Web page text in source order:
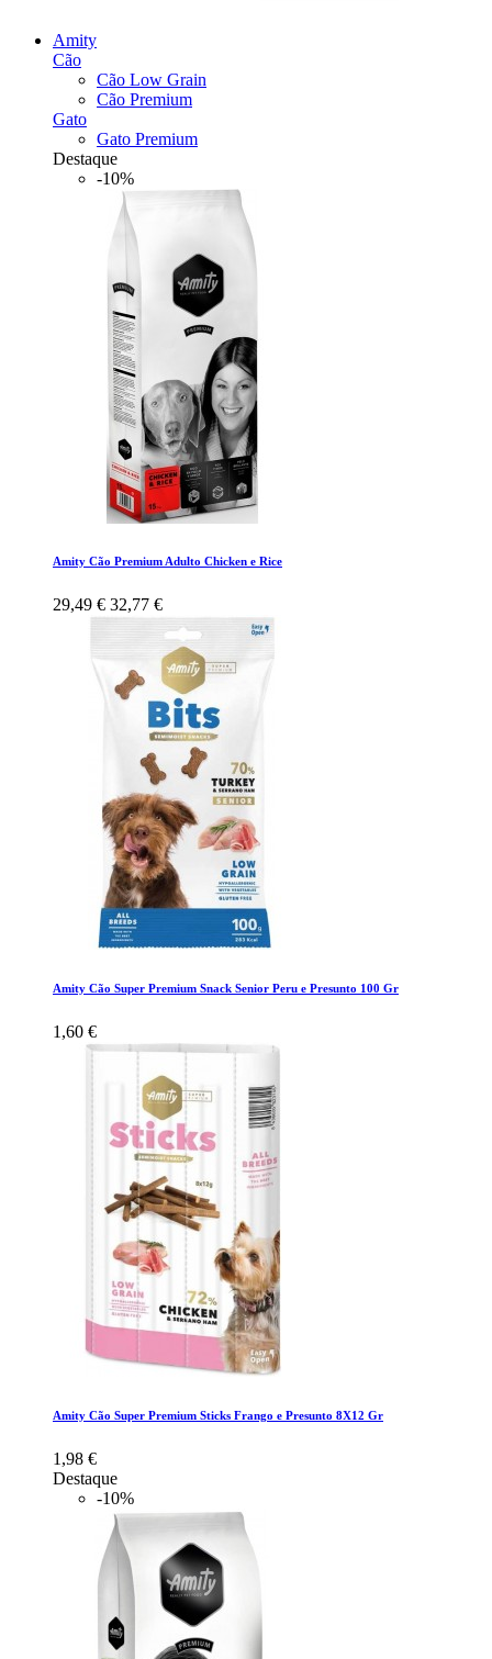
Amity
Cão
Cão Low Grain
Cão Premium
Gato
Gato Premium
Destaque
-10%
Amity Cão Premium Adulto Chicken e Rice
29,49 € 32,77 €
Amity Cão Super Premium Snack Senior Peru e Presunto 100 Gr
1,60 €
Amity Cão Super Premium Sticks Frango e Presunto 8X12 Gr
1,98 €
Destaque
-10%